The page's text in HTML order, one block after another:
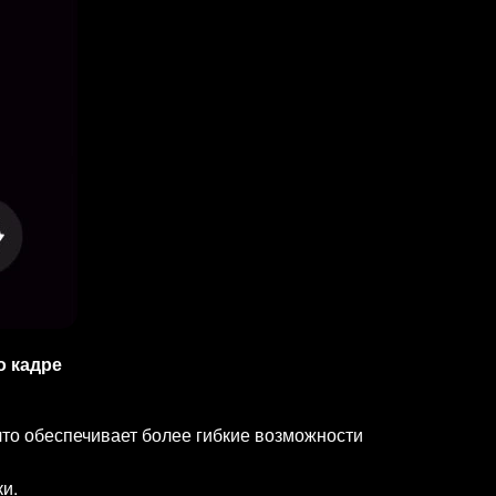
кадре
обеспечивает более гибкие возможности